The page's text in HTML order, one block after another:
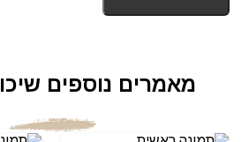
מאמרים נוספים